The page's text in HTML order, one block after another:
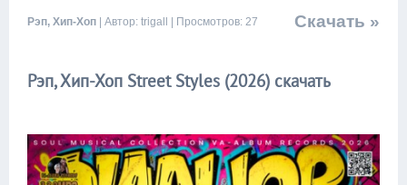
Скачать »
Рэп, Хип-Хоп | Автор: trigall | Просмотров: 27
Рэп, Хип-Хоп Street Styles (2026) скачать